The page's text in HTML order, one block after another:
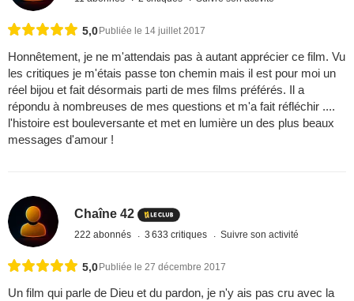
5,0 Publiée le 14 juillet 2017
Honnêtement, je ne m'attendais pas à autant apprécier ce film. Vu
les critiques je m'étais passe ton chemin mais il est pour moi un
réel bijou et fait désormais parti de mes films préférés. Il a
répondu à nombreuses de mes questions et m'a fait réfléchir ....
l'histoire est bouleversante et met en lumière un des plus beaux
messages d'amour !
Chaîne 42
222 abonnés 3 633 critiques Suivre son activité
5,0Publiée le 27 décembre 2017
Un film qui parle de Dieu et du pardon, je n'y ais pas cru avec la